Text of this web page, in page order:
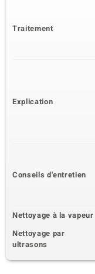
Traitement
Explication
Conseils d'entretien
Nettoyage à la vapeur
Nettoyage par
ultrasons